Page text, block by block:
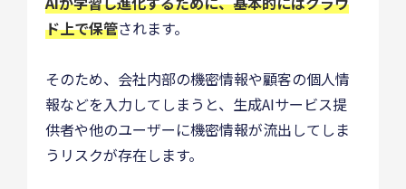
ド上で保管されます。
そのため、会社内部の機密情報や顧客の個人情
報などを入力してしまうと、生成AIサービス提
供者や他のユーザーに機密情報が流出してしま
うリスクが存在します。